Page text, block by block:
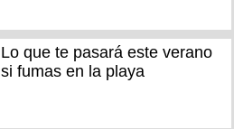
Lo que te pasará este verano
si fumas en la playa